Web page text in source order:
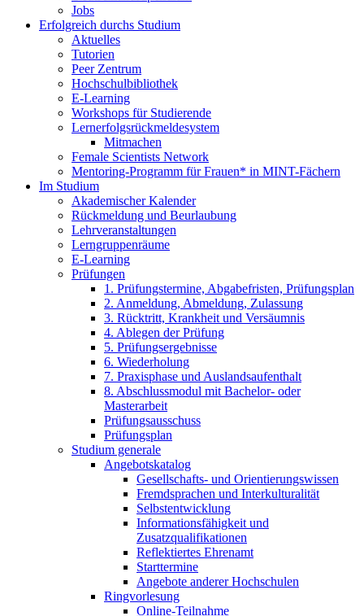
Jobs
Erfolgreich durchs Studium
Aktuelles
Tutorien
Peer Zentrum
Hochschulbibliothek
E-Learning
Workshops für Studierende
Lernerfolgsrückmeldesystem
Mitmachen
Female Scientists Network
Mentoring-Programm für Frauen* in MINT-Fächern
Im Studium
Akademischer Kalender
Rückmeldung und Beurlaubung
Lehrveranstaltungen
Lerngruppenräume
E-Learning
Prüfungen
1. Prüfungstermine, Abgabefristen, Prüfungsplan
2. Anmeldung, Abmeldung, Zulassung
3. Rücktritt, Krankheit und Versäumnis
4. Ablegen der Prüfung
5. Prüfungsergebnisse
6. Wiederholung
7. Praxisphase und Auslandsaufenthalt
8. Abschlussmodul mit Bachelor- oder
Masterarbeit
Prüfungsausschuss
Prüfungsplan
Studium generale
Angebotskatalog
Gesellschafts- und Orientierungswissen
Fremdsprachen und Interkulturalität
Selbstentwicklung
Informationsfähigkeit und
Zusatzqualifikationen
Reflektiertes Ehrenamt
Starttermine
Angebote anderer Hochschulen
Ringvorlesung
Online-Teilnahme